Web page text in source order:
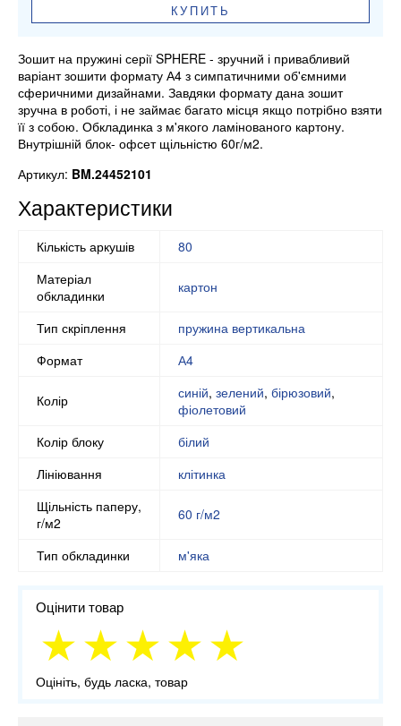
КУПИТЬ
Зошит на пружині серії SPHERE - зручний і привабливий
варіант зошити формату А4 з симпатичними об'ємними
сферичними дизайнами. Завдяки формату дана зошит
зручна в роботі, і не займає багато місця якщо потрібно взяти
її з собою. Обкладинка з м'якого ламінованого картону.
Внутрішній блок- офсет щільністю 60г/м2.
Артикул: BM.24452101
Характеристики
Кількість аркушів
80
Матеріал
обкладинки
картон
Тип скріплення
пружина вертикальна
Формат
А4
Колір синій, зелений, бірюзовий,
фіолетовий
Колір блоку
білий
Лініювання
клітинка
Щільність паперу,
г/м2
60 г/м2
Тип обкладинки м'яка
Оцінити товар
Оцініть, будь ласка, товар